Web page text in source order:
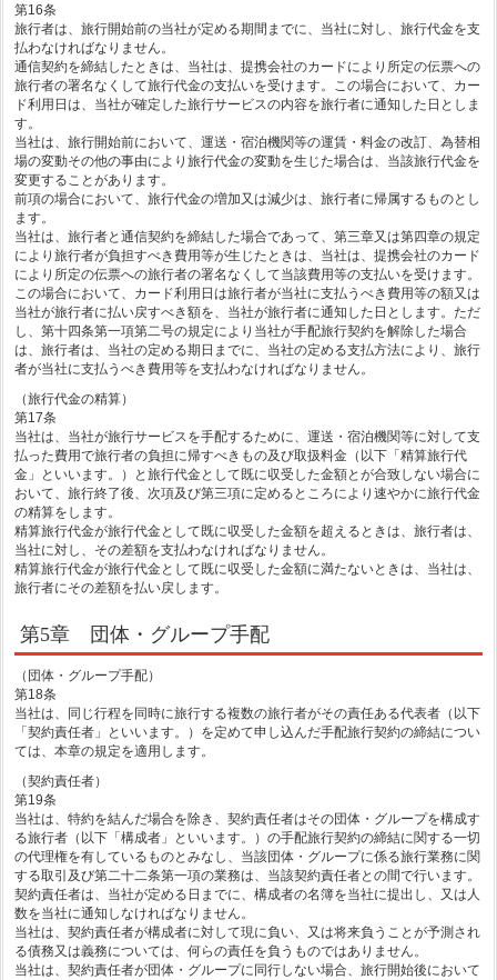
第16条
旅行者は、旅行開始前の当社が定める期間までに、当社に対し、旅行代金を支
払わなければなりません。
通信契約を締結したときは、当社は、提携会社のカードにより所定の伝票への
旅行者の署名なくして旅行代金の支払いを受けます。この場合において、カー
ド利用日は、当社が確定した旅行サービスの内容を旅行者に通知した日としま
す。
当社は、旅行開始前において、運送・宿泊機関等の運賃・料金の改訂、為替相
場の変動その他の事由により旅行代金の変動を生じた場合は、当該旅行代金を
変更することがあります。
前項の場合において、旅行代金の増加又は減少は、旅行者に帰属するものとし
ます。
当社は、旅行者と通信契約を締結した場合であって、第三章又は第四章の規定
により旅行者が負担すべき費用等が生じたときは、当社は、提携会社のカード
により所定の伝票への旅行者の署名なくして当該費用等の支払いを受けます。
この場合において、カード利用日は旅行者が当社に支払うべき費用等の額又は
当社が旅行者に払い戻すべき額を、当社が旅行者に通知した日とします。ただ
し、第十四条第一項第二号の規定により当社が手配旅行契約を解除した場合
は、旅行者は、当社の定める期日までに、当社の定める支払方法により、旅行
者が当社に支払うべき費用等を支払わなければなりません。
（旅行代金の精算）
第17条
当社は、当社が旅行サービスを手配するために、運送・宿泊機関等に対して支
払った費用で旅行者の負担に帰すべきもの及び取扱料金（以下「精算旅行代
金」といいます。）と旅行代金として既に収受した金額とが合致しない場合に
おいて、旅行終了後、次項及び第三項に定めるところにより速やかに旅行代金
の精算をします。
精算旅行代金が旅行代金として既に収受した金額を超えるときは、旅行者は、
当社に対し、その差額を支払わなければなりません。
精算旅行代金が旅行代金として既に収受した金額に満たないときは、当社は、
旅行者にその差額を払い戻します。
第5章 団体・グループ手配
（団体・グループ手配）
第18条
当社は、同じ行程を同時に旅行する複数の旅行者がその責任ある代表者（以下
「契約責任者」といいます。）を定めて申し込んだ手配旅行契約の締結につい
ては、本章の規定を適用します。
（契約責任者）
第19条
当社は、特約を結んだ場合を除き、契約責任者はその団体・グループを構成す
る旅行者（以下「構成者」といいます。）の手配旅行契約の締結に関する一切
の代理権を有しているものとみなし、当該団体・グループに係る旅行業務に関
する取引及び第二十二条第一項の業務は、当該契約責任者との間で行います。
契約責任者は、当社が定める日までに、構成者の名簿を当社に提出し、又は人
数を当社に通知しなければなりません。
当社は、契約責任者が構成者に対して現に負い、又は将来負うことが予測され
る債務又は義務については、何らの責任を負うものではありません。
当社は、契約責任者が団体・グループに同行しない場合、旅行開始後において